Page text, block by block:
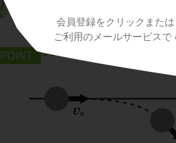
会員登録をクリックまたは
ご利用のメールサービス
POINT